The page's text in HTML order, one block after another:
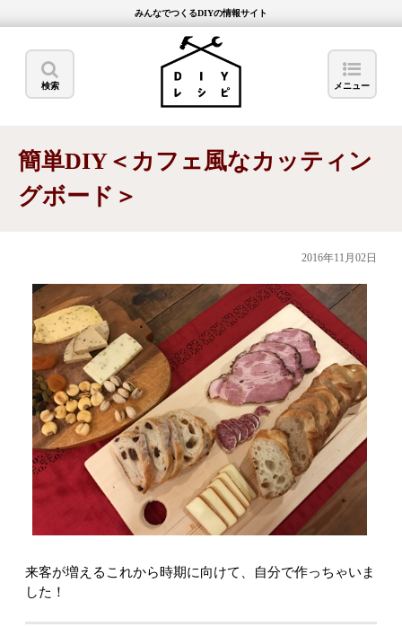
みんなでつくるDIYの情報サイト
検索 メニュー
簡単DIY＜カフェ風なカッティン
グボード＞
2016年11月02日
来客が増えるこれから時期に向けて、自分で作っちゃいま
した！